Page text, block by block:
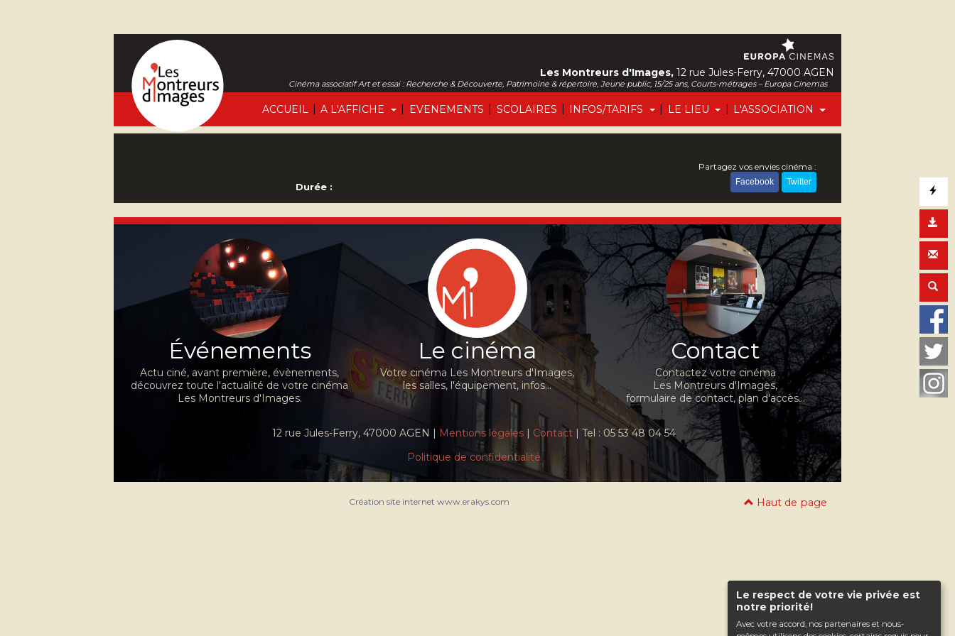
Le respect de votre vie privée est
notre priorité!
Avec votre accord, nos partenaires et nous-
ACCUEIL | A L'AFFICHE | EVENEMENTS | SCOLAIRES | INFOS/TARIFS | LE LIEU | L'ASSOCIATION
Les Montreurs d'Images, 12 rue Jules-Ferry, 47000 AGEN
Cinéma associatif Art et essai : Recherche & Découverte, Patrimoine & répertoire, Jeune public, 15/25 ans, Courts-métrages – Europa Cinemas
Durée :
Partagez vos envies cinéma :
Facebook Twitter
Événements
Actu ciné, avant première, évènements,
découvrez toute l'actualité de votre cinéma
Les Montreurs d'Images.
Le cinéma
Votre cinéma Les Montreurs d'Images,
les salles, l'équipement, infos...
Contact
Contactez votre cinéma
Les Montreurs d'Images,
formulaire de contact, plan d'accès...
12 rue Jules-Ferry, 47000 AGEN | Mentions légales | Contact | Tel : 05 53 48 04 54
Politique de confidentialité
Haut de page
Création site internet www.erakys.com